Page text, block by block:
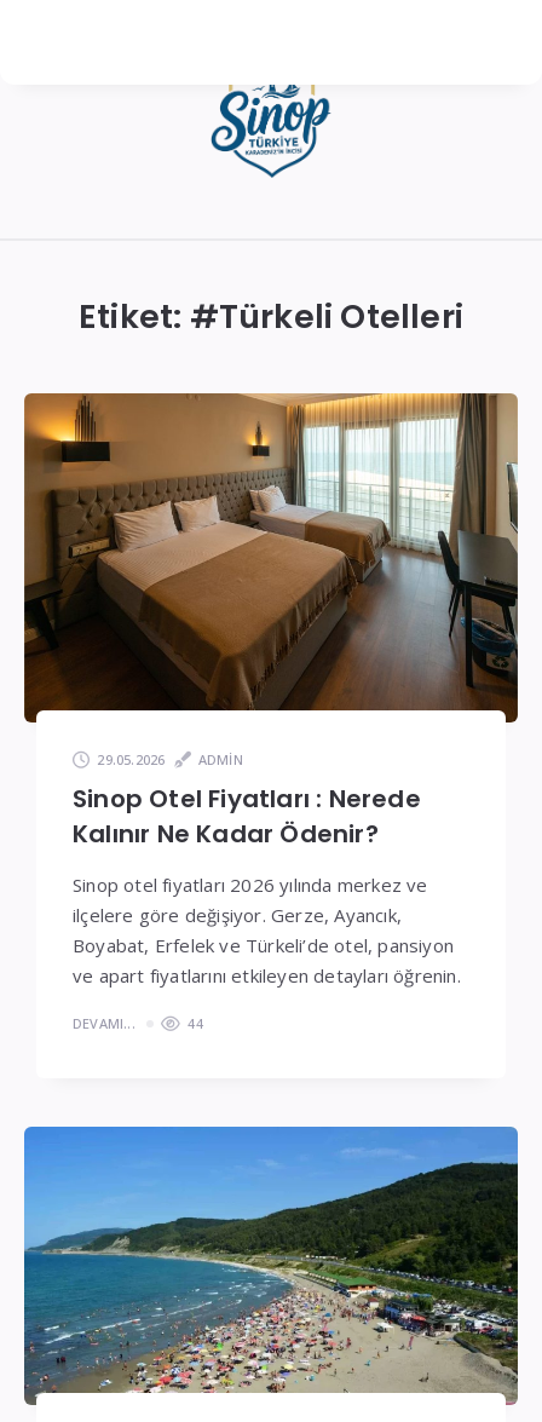
Konaklama
Seçenekleri
ve
Fiyatlar
Etiket: #Türkeli Otelleri
29.05.2026 ADMIN
Sinop Otel Fiyatları : Nerede
Kalınır Ne Kadar Ödenir?
Sinop otel fiyatları 2026 yılında merkez ve
ilçelere göre değişiyor. Gerze, Ayancık,
Boyabat, Erfelek ve Türkeli’de otel, pansiyon
ve apart fiyatlarını etkileyen detayları öğrenin.
DEVAMI... 44